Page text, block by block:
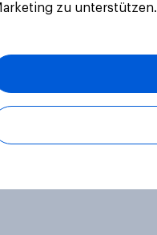
zu unterstützen.